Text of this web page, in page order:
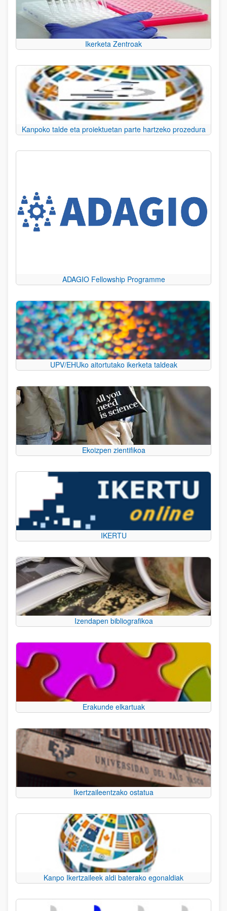
Ikerketa Zentroak
Kanpoko talde eta proiektuetan parte hartzeko prozedura
ADAGIO Fellowship Programme
UPV/EHUko aitortutako ikerketa taldeak
Ekoizpen zientifikoa
IKERTU
Izendapen bibliografikoa
Erakunde elkartuak
Ikertzaileentzako ostatua
Kanpo Ikertzaileek aldi baterako egonaldiak